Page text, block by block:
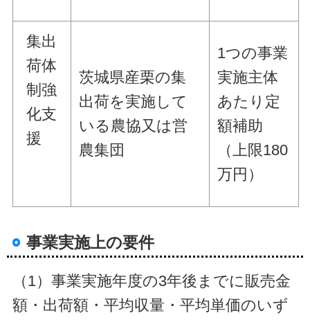
集出
荷体
制強
化支
援
茨城県産栗の集
出荷を実施して
いる農協又は営
農集団
1つの事業
実施主体
あたり定
額補助
（上限180
万円）
事業実施上の要件
（1）事業実施年度の3年後までに販売金
額・出荷額・平均収量・平均単価のいず